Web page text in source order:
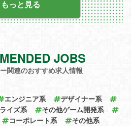
もっと見る
JOBS
関連のおすすめ求人情報
エンジニア系
デザイナー系
イズ系
その他ゲーム開発系
コーポレート系 その他系